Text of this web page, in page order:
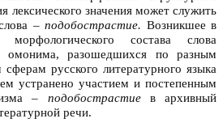
лексического значения может служить
– подобострастие. Возникшее в
морфологического состава слова
омонима, разошедшихся по разным
русского литературного языка
устранено участием и постепенным
– подобострастиев архивный
речи.